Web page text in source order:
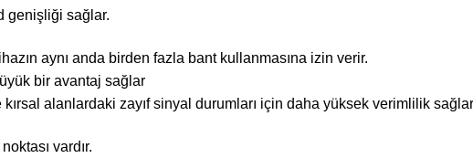
genişliği sağlar.
aynı anda birden fazla bant kullanmasına izin verir.
bir avantaj sağlar
alanlardaki zayıf sinyal durumları için daha yüksek verimlilik
vardır.